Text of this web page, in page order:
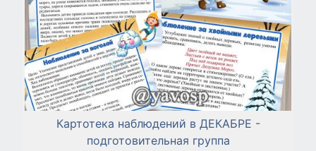
Картотека наблюдений в ДЕКАБРЕ -
подготовительная группа